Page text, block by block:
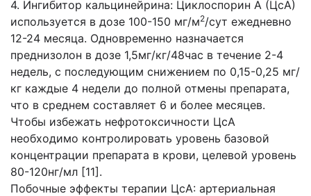
4. Ингибитор кальцинейрина: Циклоспорин А (ЦсА)
используется в дозе 100-150 мг/м2/сут ежедневно
12-24 месяца. Одновременно назначается
преднизолон в дозе 1,5мг/кг/48час в течение 2-4
недель, с последующим снижением по 0,15-0,25 мг/
кг каждые 4 недели до полной отмены препарата,
что в среднем составляет 6 и более месяцев.
Чтобы избежать нефротоксичности ЦсА
необходимо контролировать уровень базовой
концентрации препарата в крови, целевой уровень
80-120нг/мл [11].
Побочные эффекты терапии ЦсА: артериальная